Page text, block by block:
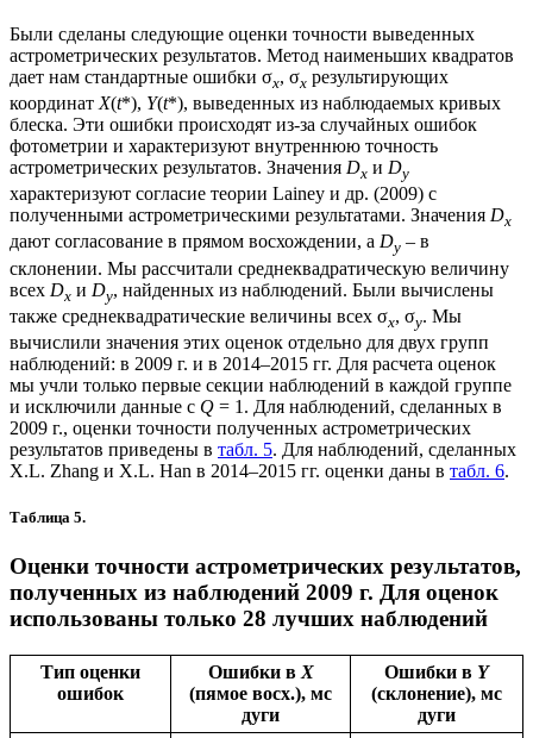
Были сделаны следующие оценки точности выведенных
астрометрических результатов. Метод наименьших квадратов
дает нам стандартные ошибки σx, σx результирующих
координат X(t*), Y(t*), выведенных из наблюдаемых кривых
блеска. Эти ошибки происходят из-за случайных ошибок
фотометрии и характеризуют внутреннюю точность
астрометрических результатов. Значения Dx и Dy
характеризуют согласие теории Lainey и др. (2009) с
полученными астрометрическими результатами. Значения Dx
дают согласование в прямом восхождении, а Dy – в
склонении. Мы рассчитали среднеквадратическую величину
всех Dx и Dy, найденных из наблюдений. Были вычислены
также среднеквадратические величины всех σx, σy. Мы
вычислили значения этих оценок отдельно для двух групп
наблюдений: в 2009 г. и в 2014–2015 гг. Для расчета оценок
мы учли только первые секции наблюдений в каждой группе
и исключили данные с Q = 1. Для наблюдений, сделанных в
2009 г., оценки точности полученных астрометрических
результатов приведены в табл. 5. Для наблюдений, сделанных
X.L. Zhang и X.L. Han в 2014–2015 гг. оценки даны в табл. 6.
Таблица 5.
Оценки точности астрометрических результатов,
полученных из наблюдений 2009 г. Для оценок
использованы только 28 лучших наблюдений
Тип оценки
ошибок
Ошибки в X
(пямое восх.), мс
дуги
Ошибки в Y
(склонение), мс
дуги